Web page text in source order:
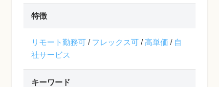
特徴
リモート勤務可 / フレックス可 /高単価 / 自
社サービス
キーワード